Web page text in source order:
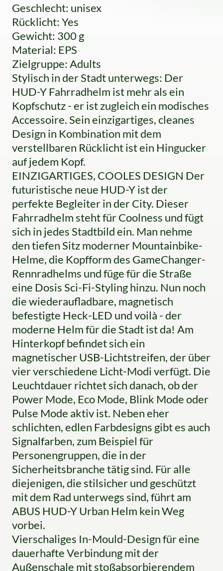
Geschlecht: unisex
Rücklicht: Yes
Gewicht: 300 g
Material: EPS
Zielgruppe: Adults
Stylisch in der Stadt unterwegs: Der
HUD-Y Fahrradhelm ist mehr als ein
Kopfschutz - er ist zugleich ein modisches
Accessoire. Sein einzigartiges, cleanes
Design in Kombination mit dem
verstellbaren Rücklicht ist ein Hingucker
auf jedem Kopf.
EINZIGARTIGES, COOLES DESIGN Der
futuristische neue HUD-Y ist der
perfekte Begleiter in der City. Dieser
Fahrradhelm steht für Coolness und fügt
sich in jedes Stadtbild ein. Man nehme
den tiefen Sitz moderner Mountainbike-
Helme, die Kopfform des GameChanger-
Rennradhelms und füge für die Straße
eine Dosis Sci-Fi-Styling hinzu. Nun noch
die wiederaufladbare, magnetisch
befestigte Heck-LED und voilà - der
moderne Helm für die Stadt ist da! Am
Hinterkopf befindet sich ein
magnetischer USB-Lichtstreifen, der über
vier verschiedene Licht-Modi verfügt. Die
Leuchtdauer richtet sich danach, ob der
Power Mode, Eco Mode, Blink Mode oder
Pulse Mode aktiv ist. Neben eher
schlichten, edlen Farbdesigns gibt es auch
Signalfarben, zum Beispiel für
Personengruppen, die in der
Sicherheitsbranche tätig sind. Für alle
diejenigen, die stilsicher und geschützt
mit dem Rad unterwegs sind, führt am
ABUS HUD-Y Urban Helm kein Weg
vorbei.
Vierschaliges In-Mould-Design für eine
dauerhafte Verbindung mit der
Außenschale mit stoßabsorbierendem